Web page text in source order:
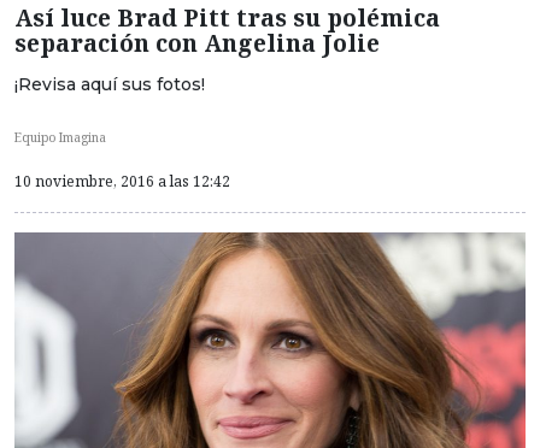
Así luce Brad Pitt tras su polémica
separación con Angelina Jolie
¡Revisa aquí sus fotos!
Equipo Imagina
10 noviembre, 2016 a las 12:42